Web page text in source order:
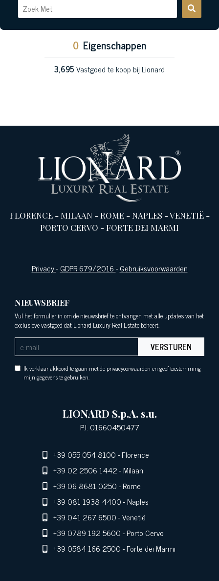
0 Eigenschappen
3,695Vastgoed te koop bij Lionard
FLORENCE-MILAAN-ROME-NAPLES -VENETIË-
PORTO CERVO -FORTE DEI MARMI
Privacy-GDPR 679/2016-Gebruiksvoorwaarden
NIEUWSBRIEF
Vul het formulier in om de nieuwsbrief te ontvangen met alle updates van het
exclusieve vastgoed dat Lionard Luxury Real Estate beheert.
VERSTUREN
Ik verklaar akkoord te gaan met de privacyoorwaarden en geef toestemming
mijn gegevens te gebruiken.
LIONARD S.p.A. s.u.
P.I. 01660450477
+39 055 054 8100- Florence
+39 02 2506 1442- Milaan
+39 06 8681 0250- Rome
+39 081 1938 4400- Naples
+39 041 267 6500- Venetië
+39 0789 192 5600- Porto Cervo
+39 0584 166 2500- Forte dei Marmi